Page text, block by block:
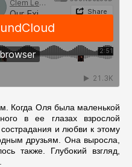
Когда Оля была маленькой
в ее глазах взрослой
и любви к этому
друзьям. Она выросла,
также. Глубокий взгляд,